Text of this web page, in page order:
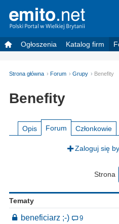
Ogłoszenia Katalog firm
Strona główna Forum Grupy Benefity
Benefity
Opis Forum Członkowie
Zaloguj się
Strona
Tematy
beneficiarz ;-)
9